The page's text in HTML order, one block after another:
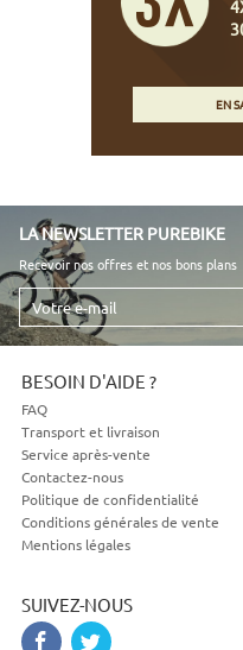
EN
LA NEWSLETTER PUREBIKE
Recevoir nos offres et nos bons plans
Votre
e-
mail
BESOIN D'AIDE ?
FAQ
Transport et livraison
Service après-vente
Contactez-nous
Politique de confidentialité
Conditions générales de vente
Mentions légales
SUIVEZ-NOUS